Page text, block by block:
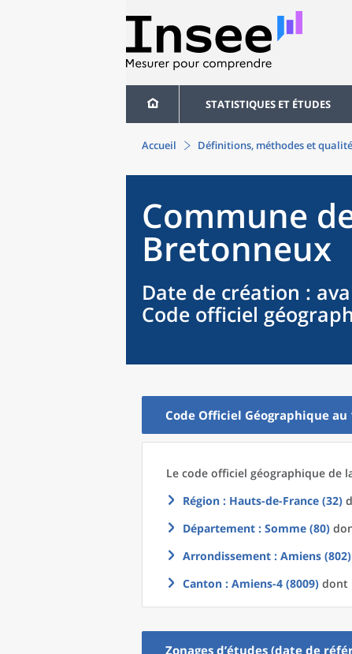
STATISTIQUES ET ÉTUDES
Accueil Définitions, méthodes et qualité
Commune
Bretonneux
Date de création :
Code officiel
Code Officiel Géographique
Le code officiel géographique de
Région : Hauts-de-France (32)
Département : Somme (80)
Arrondissement : Amiens (802)
Canton : Amiens-4 (8009) dont
Zonages d’études (date de